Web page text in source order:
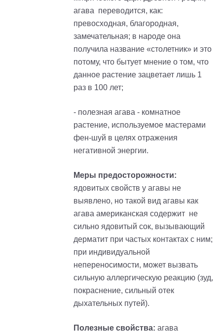
агава переводится, как:
превосходная, благородная,
замечательная; в народе она
получила название «столетник» и это
потому, что бытует мнение о том, что
данное растение зацветает лишь 1
раз в 100 лет;
- полезная агава - комнатное
растение, используемое мастерами
фен-шуй в целях отражения
негативной энергии.
Меры предосторожности:
ядовитых свойств у агавы не
выявлено, но такой вид агавы как
агава американская содержит не
сильно ядовитый сок, вызывающий
дерматит при частых контактах с ним;
при индивидуальной
непереносимости, может вызвать
сильную аллергическую реакцию (зуд,
покраснение, сильный отек
дыхательных путей).
Полезные свойства: агава